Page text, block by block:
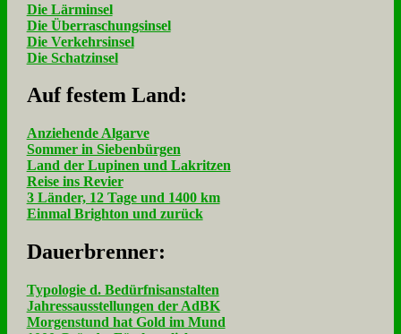
Die Lärminsel
Die Überraschungsinsel
Die Verkehrsinsel
Die Schatzinsel
Auf fe­stem Land:
Anziehende Algarve
Sommer in Siebenbürgen
Land der Lupinen und Lakritzen
Reise ins Revier
3 Länder, 12 Tage und 1400 km
Einmal Brighton und zurück
Dau­er­bren­ner:
Typologie d. Bedürfnisanstalten
Jahressausstellungen der AdBK
Morgenstund hat Gold im Mund